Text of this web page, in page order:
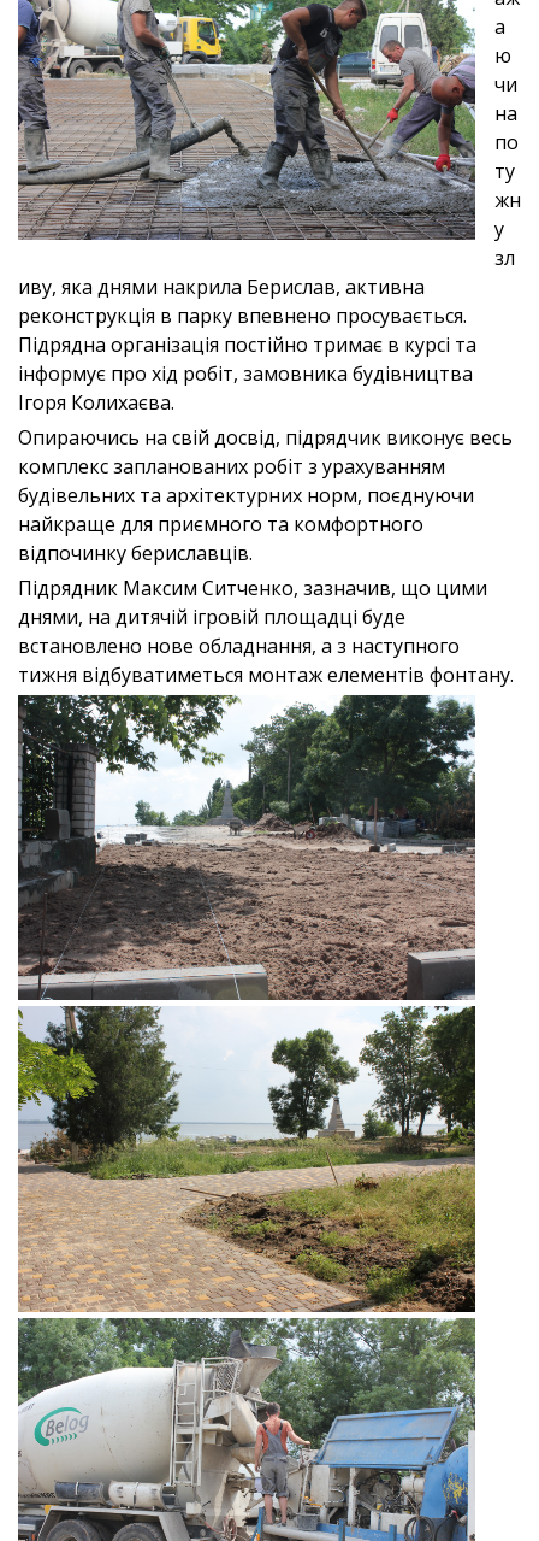
а
ю
чи
на
по
ту
жн
у
зл
иву, яка днями накрила Берислав, активна
реконструкція в парку впевнено просувається.
Підрядна організація постійно тримає в курсі та
інформує про хід робіт, замовника будівництва
Ігоря Колихаєва.
Опираючись на свій досвід, підрядчик виконує весь
комплекс запланованих робіт з урахуванням
будівельних та архітектурних норм, поєднуючи
найкраще для приємного та комфортного
відпочинку бериславців.
Підрядник Максим Ситченко, зазначив, що цими
днями, на дитячій ігровій площадці буде
встановлено нове обладнання, а з наступного
тижня відбуватиметься монтаж елементів фонтану.